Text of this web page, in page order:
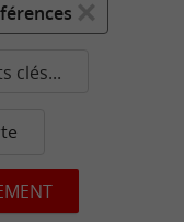
clés...